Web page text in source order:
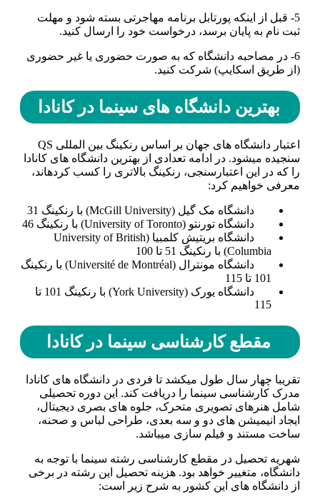
5- قبل از اینکه پورتابل برنامه مهاجرتی بسته شود و مهلت
ثبت نام به پایان برسد، درخواست خود را ارسال کنید.
6- در مصاحبه دانشگاه که به صورت حضوری یا غیر حضوری
(از طریق اسکایپ) شرکت کنید.
بهترین دانشگاه­ های سینما در کانادا
اعتبار دانشگاه­ های جهان بر اساس رنکینگ بین­ المللی QS
سنجیده می­شود. در ادامه تعدادی از بهترین دانشگاه­ های کانادا
را که در این اعتبارسنجی، رنکینگ بالاتری را کسب کرده­اند،
معرفی خواهیم کرد:
دانشگاه مک گیل (McGill University) با رنکینگ 31
دانشگاه تورنتو (University of Toronto) با رنکینگ 46
دانشگاه بریتیش کلمبیا (University of British
Columbia) با رنکینگ 51 تا 100
دانشگاه مونترال (Université de Montréal) با رنکینگ
101 تا 115
دانشگاه یورک (York University) با رنکینگ 101 تا
115
مقطع کارشناسی سینما در کانادا
تقریبا چهار سال طول می­کشد تا فردی در دانشگاه ­های کانادا
مدرک کارشناسی سینما را دریافت کند. این دوره تحصیلی
شامل هنرهای تصویری متحرک، جلوه­ های بصری دیجیتال،
ایجاد انیمیشن ­های دو و سه بعدی، طراحی لباس و صحنه،
ساخت مستند و فیلم سازی می­باشد.
شهریه تحصیل در مقطع کارشناسی رشته سینما با توجه به
دانشگاه، متغییر خواهد بود. هزینه تحصیل این رشته در برخی
از دانشگاه ­های این کشور به شرح زیر است: